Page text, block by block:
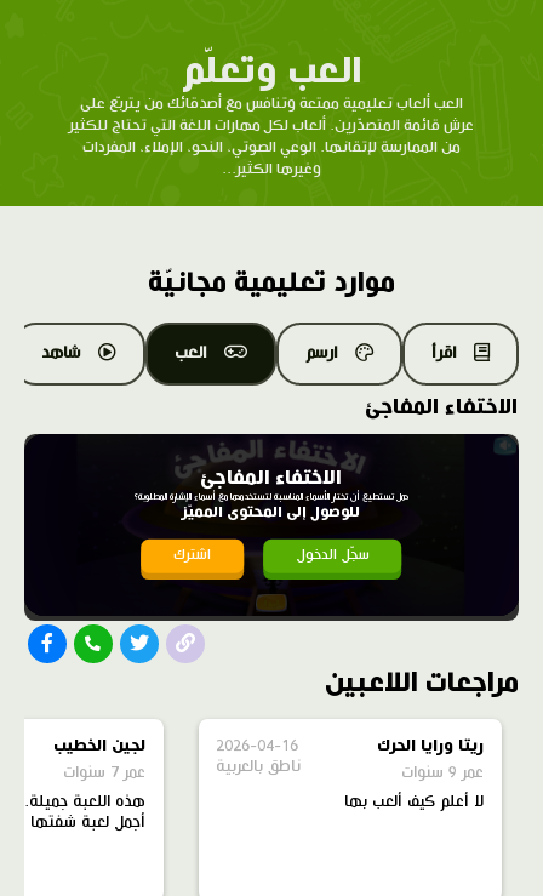
العب وتعلّم
العب ألعاب تعليمية ممتعة وتنافس مع أصدقائك من يتربّع على
عرش قائمة المتصدّرين. ألعاب لكل مهارات اللغة التي تحتاج للكثير
من الممارسة لإتقانها. الوعي الصوتي، النحو، الإملاء، المفردات
وغيرها الكثير...
موارد تعليمية مجانيّة
اقرأ ارسم العب شاهد
الاختفاء المفاجئ
الاختفاء المفاجئ
هل تستطيع أن تختار الأسماء المناسبة لتستخدمها مع أسماء الإشارة المطلوبة؟
للوصول إلى المحتوى المميّز
سجّل الدخول اشترك
مراجعات اللاعبين
ريتا ورايا الحرك
عمر 9 سنوات
لا أعلم كيف ألعب بها
2026-04-16
ناطق بالعربية
لجين الخطيب
عمر 7 سنوات
‏هذه اللعبة جميلة.
أجمل لعبة شفتها